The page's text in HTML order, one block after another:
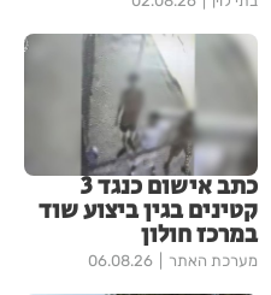
כתב אישום כנגד 3
קטינים בגין ביצוע שוד
במרכז חולון
מערכת האתר 06.08.26